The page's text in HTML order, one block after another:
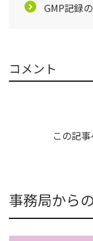
GMP記録
コメント
この記
事務局から